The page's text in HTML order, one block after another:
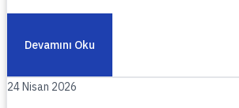
Devamını Oku
24 Nisan 2026